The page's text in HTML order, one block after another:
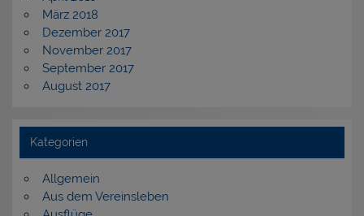
März 2018
Dezember 2017
November 2017
September 2017
August 2017
Kategorien
Allgemein
Aus dem Vereinsleben